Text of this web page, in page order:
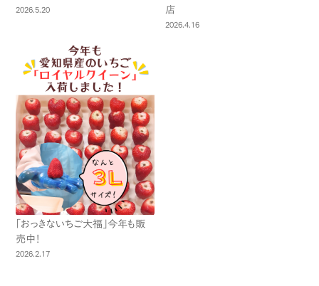
2026.5.20
店
2026.4.16
「おっきないちご大福」今年も販
売中！
2026.2.17